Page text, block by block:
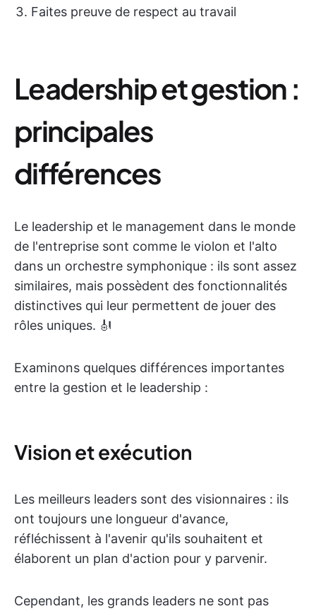
Faites preuve de respect au travail
Leadership et gestion :
principales
différences
Le leadership et le management dans le monde
de l'entreprise sont comme le violon et l'alto
dans un orchestre symphonique : ils sont assez
similaires, mais possèdent des fonctionnalités
distinctives qui leur permettent de jouer des
rôles uniques. 🎻
Examinons quelques différences importantes
entre la gestion et le leadership :
Vision et exécution
Les meilleurs leaders sont des visionnaires : ils
ont toujours une longueur d'avance,
réfléchissent à l'avenir qu'ils souhaitent et
élaborent un plan d'action pour y parvenir.
Cependant, les grands leaders ne sont pas